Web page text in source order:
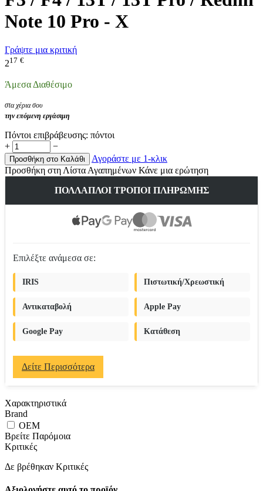
Note 10 Pro - Χ
Γράψτε μια κριτική
217 €
Άμεσα Διαθέσιμο
στα χέρια σου
την επόμενη εργάσιμη
Πόντοι επιβράβευσης: πόντοι
+
−
Προσθήκη στο Καλάθι
Αγοράστε με 1-κλικ
Προσθήκη στη Λίστα Αγαπημένων Κάνε μια ερώτηση
ΠΟΛΛΑΠΛΟΊ ΤΡΌΠΟΙ ΠΛΗΡΩΜΉΣ
Επιλέξτε ανάμεσα σε:
IRIS Πιστωτική/Χρεωστική
Αντικαταβολή Apple Pay
Google Pay Κατάθεση
Δείτε Περισσότερα
Χαρακτηριστικά
Brand
OEM
Βρείτε Παρόμοια
Κριτικές
Δε βρέθηκαν Κριτικές